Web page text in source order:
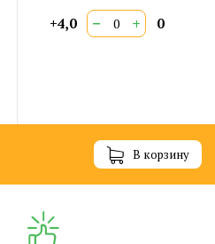
+4,0 − + 0
В корзину